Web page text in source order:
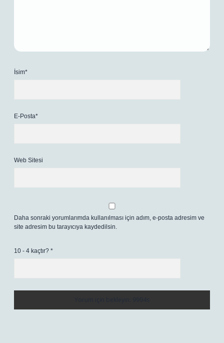
İsim*
E-Posta*
Web Sitesi
Daha sonraki yorumlarımda kullanılması için adım, e-posta adresim ve
site adresim bu tarayıcıya kaydedilsin.
10 - 4 kaçtır? *